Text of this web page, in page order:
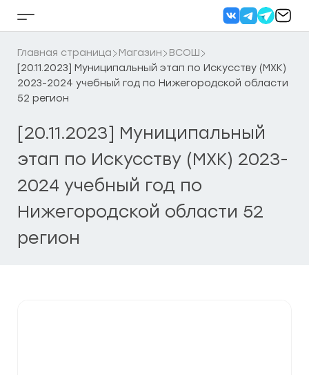
Кнопка
бокового
меню
Главная страница Магазин
ВСОШ
[20.11.2023] Муниципальный этап по Искусству (МХК)
2023-2024 учебный год по Нижегородской области
52 регион
[20.11.2023] Муниципальный
этап по Искусству (МХК) 2023-
2024 учебный год по
Нижегородской области 52
регион